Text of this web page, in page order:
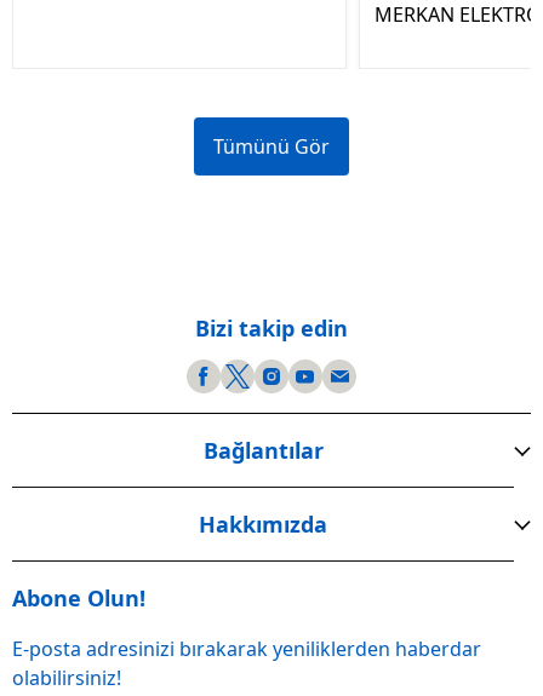
MERKAN
Tümünü Gör
Bizi takip edin
Bağlantılar
Hakkımızda
Abone Olun!
E-posta adresinizi bırakarak yeniliklerden haberdar
olabilirsiniz!